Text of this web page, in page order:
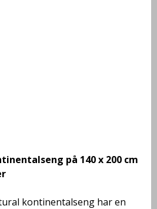
på 140 x 200 cm
kontinentalseng har en